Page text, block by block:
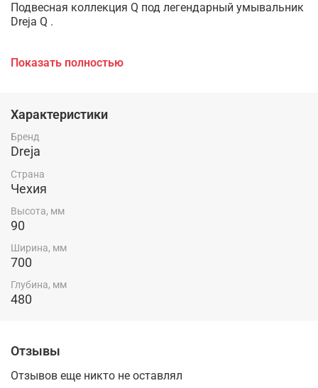
Подвесная коллекция Q под легендарный умывальник
Dreja Q .
В комплект входят раковина и тумба.
Показать полностью
Характеристики
Бренд
Dreja
Страна
Чехия
Высота, мм
90
Ширина, мм
700
Глубина, мм
480
Отзывы
Отзывов еще никто не оставлял